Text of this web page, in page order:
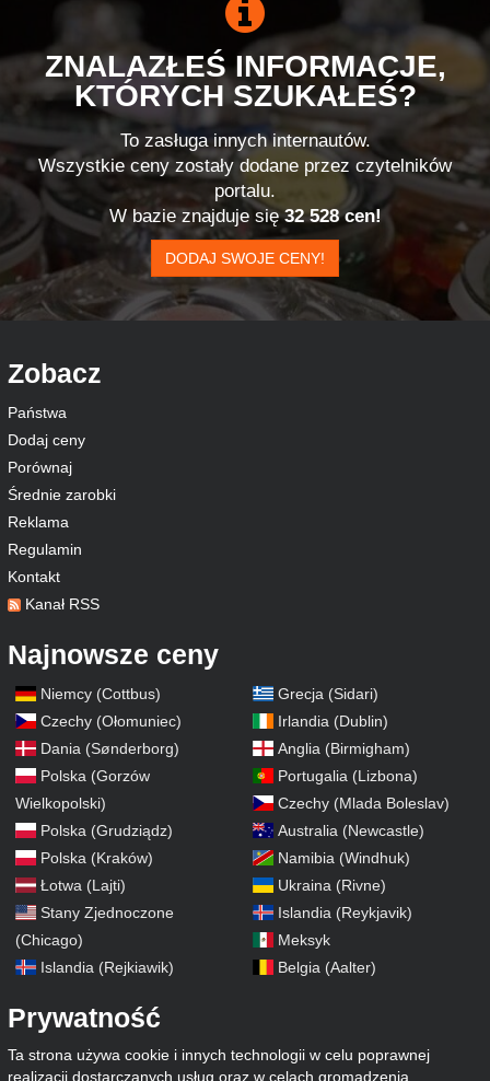
ZNALAZŁEŚ INFORMACJE,
KTÓRYCH SZUKAŁEŚ?
To zasługa innych internautów.
Wszystkie ceny zostały dodane przez czytelników
portalu.
W bazie znajduje się32 528 cen!
DODAJ SWOJE CENY!
Zobacz
Państwa
Dodaj ceny
Porównaj
Średnie zarobki
Reklama
Regulamin
Kontakt
Kanał RSS
Najnowsze ceny
Niemcy (Cottbus)
Czechy (Ołomuniec)
Dania (Sønderborg)
Polska (Gorzów
Wielkopolski)
Polska (Grudziądz)
Polska (Kraków)
Łotwa (Lajti)
Stany Zjednoczone
(Chicago)
Islandia (Rejkiawik)
Grecja (Sidari)
Irlandia (Dublin)
Anglia (Birmigham)
Portugalia (Lizbona)
Czechy (Mlada Boleslav)
Australia (Newcastle)
Namibia (Windhuk)
Ukraina (Rivne)
Islandia (Reykjavik)
Meksyk
Belgia (Aalter)
Prywatność
Ta strona używa cookie i innych technologii w celu poprawnej
realizacji dostarczanych usług oraz w celach gromadzenia